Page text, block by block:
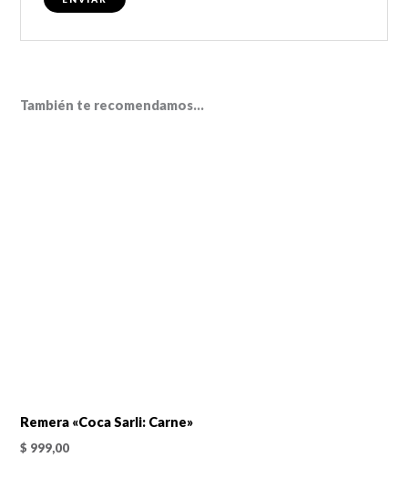
También te recomendamos…
Remera «Coca Sarli: Carne»
$ 999,00